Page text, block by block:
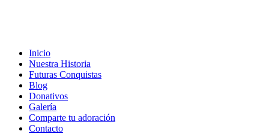
Inicio
Nuestra Historia
Futuras Conquistas
Blog
Donativos
Galería
Comparte tu adoración
Contacto